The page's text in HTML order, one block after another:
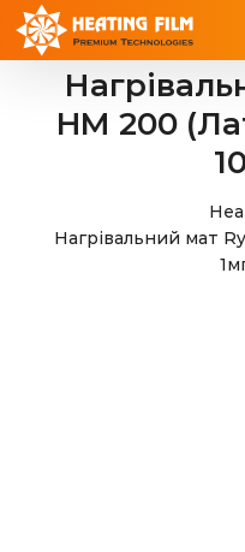
Skip
content
HM 200
Нагрівальний мат